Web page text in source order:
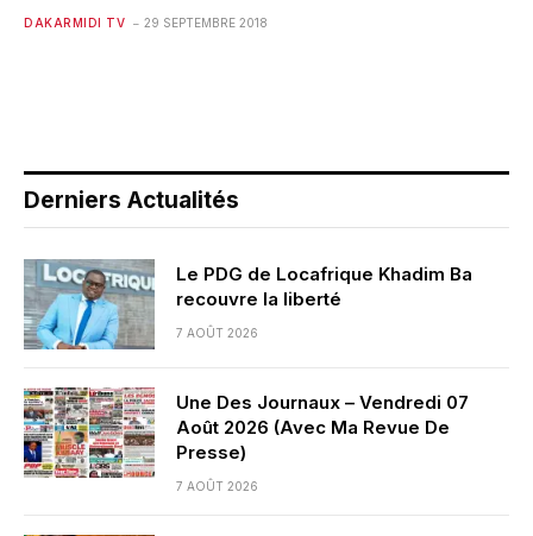
DAKARMIDI TV 29 SEPTEMBRE 2018
Derniers Actualités
Le PDG de Locafrique Khadim Ba
recouvre la liberté
7 AOÛT 2026
Une Des Journaux – Vendredi 07
Août 2026 (Avec Ma Revue De
Presse)
7 AOÛT 2026